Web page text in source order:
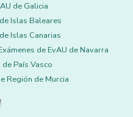
de Galicia
Islas Baleares
Islas Canarias
de EvAU de Navarra
de País Vasco
Región de Murcia